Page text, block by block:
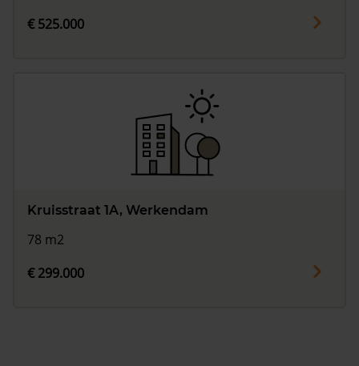
€ 525.000
Kruisstraat 1A, Werkendam
78 m2
€ 299.000